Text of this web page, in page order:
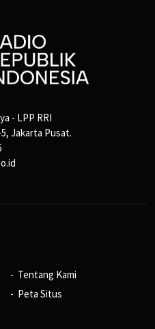
- LPP RRI
Jakarta Pusat.
Tentang Kami
Peta Situs